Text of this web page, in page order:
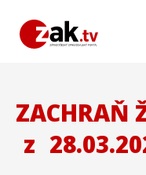
ZACHRAŇ
z